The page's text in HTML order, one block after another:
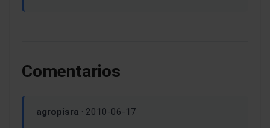
Comentarios
agropisra · 2010-06-17